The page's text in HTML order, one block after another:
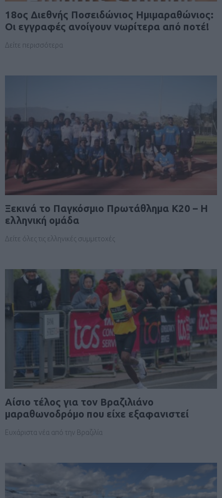
18oς Διεθνής Ποσειδώνιος Ημιμαραθώνιος:
Οι εγγραφές ανοίγουν νωρίτερα από ποτέ!
Δείτε περισσότερα
Ξεκινά το Παγκόσμιο Πρωτάθλημα Κ20 – Η
ελληνική ομάδα
Δείτε όλες τις ελληνικές συμμετοχές
Αίσιο τέλος για τον Βραζιλιάνο
μαραθωνοδρόμο που είχε εξαφανιστεί
Ευχάριστα νέα από την Βραζιλία